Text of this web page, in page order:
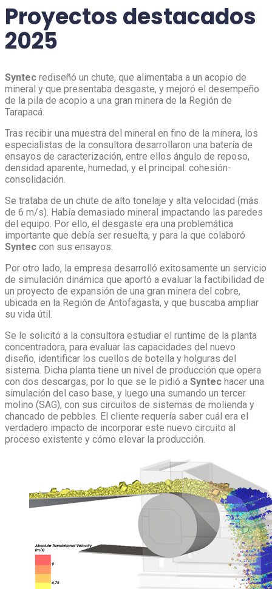
Proyectos destacados
2025
Syntec rediseñó un chute, que alimentaba a un acopio de
mineral y que presentaba desgaste, y mejoró el desempeño
de la pila de acopio a una gran minera de la Región de
Tarapacá.
Tras recibir una muestra del mineral en fino de la minera, los
especialistas de la consultora desarrollaron una batería de
ensayos de caracterización, entre ellos ángulo de reposo,
densidad aparente, humedad, y el principal: cohesión-
consolidación.
Se trataba de un chute de alto tonelaje y alta velocidad (más
de 6 m/s). Había demasiado mineral impactando las paredes
del equipo. Por ello, el desgaste era una problemática
importante que debía ser resuelta, y para la que colaboró
Syntec con sus ensayos.
Por otro lado, la empresa desarrolló exitosamente un servicio
de simulación dinámica que aportó a evaluar la factibilidad de
un proyecto de expansión de una gran minera del cobre,
ubicada en la Región de Antofagasta, y que buscaba ampliar
su vida útil.
Se le solicitó a la consultora estudiar el runtime de la planta
concentradora, para evaluar las capacidades del nuevo
diseño, identificar los cuellos de botella y holguras del
sistema. Dicha planta tiene un nivel de producción que opera
con dos descargas, por lo que se le pidió a Syntec hacer una
simulación del caso base, y luego una sumando un tercer
molino (SAG), con sus circuitos de sistemas de molienda y
chancado de pebbles. El cliente requería saber cuál era el
verdadero impacto de incorporar este nuevo circuito al
proceso existente y cómo elevar la producción.